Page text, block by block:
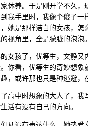
休养。于是刚开学不久
我手里时，我像个傻子
她是那样洁白的女孩，
视角里，全是朦胧的泡泡。
女孩了，优等生，文静
你看，优等生的奇妙想
，或许那也只是种逃避，
高中时想象的大人了，
活有没有自己的方向。
从没有表达什么，她热